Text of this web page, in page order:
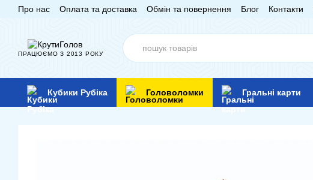
Перейти до основного контенту
Про нас Оплата та доставка Обмін та повернення Блог Контакти
ПРАЦЮЄМО З 2013 РОКУ
Кубики Рубіка Головоломки Гральні карти